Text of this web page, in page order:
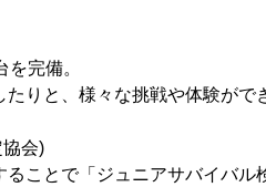
完備。
りと、様々な挑戦や体験がで
会)
ことで「ジュニアサバイバル